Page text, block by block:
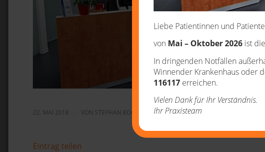
22. MAI 2018 VON STEPHAN BOGUSCH
Eintrag teilen
Liebe Patientinnen und
von Mai – Oktober 2026ist
In dringenden Notfällen
Winnender Krankenhaus oder
116117erreichen.
Vielen Dank für Ihr Verständnis.
Ihr Praxisteam